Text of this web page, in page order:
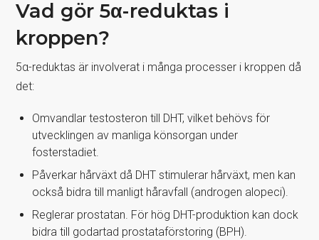
Vad gör 5α-reduktas i
kroppen?
5α-reduktas är involverat i många processer i kroppen då
det:
Omvandlar testosteron till DHT, vilket behövs för
utvecklingen av manliga könsorgan under
fosterstadiet.
Påverkar hårväxt då DHT stimulerar hårväxt, men kan
också bidra till manligt håravfall (androgen alopeci).
Reglerar prostatan. För hög DHT-produktion kan dock
bidra till godartad prostataförstoring (BPH).